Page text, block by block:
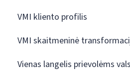
VMI kliento profilis
VMI skaitmeninė
Vienas langelis prievolėms